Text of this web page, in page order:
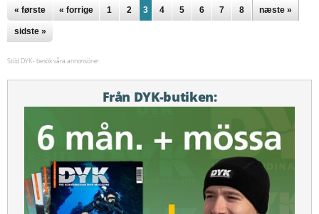
Sidor
« første « forrige 1 2 3 4 5 6 7 8 næste »
sidste »
Stöd DYK - besök våra annonsörer:
Från DYK-butiken: